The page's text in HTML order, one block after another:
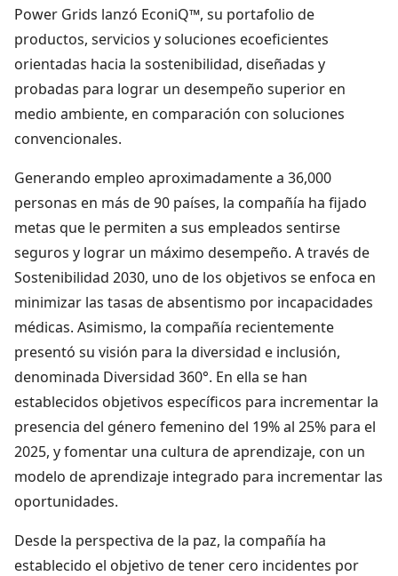
Power Grids lanzó EconiQ™️, su portafolio de
productos, servicios y soluciones ecoeficientes
orientadas hacia la sostenibilidad, diseñadas y
probadas para lograr un desempeño superior en
medio ambiente, en comparación con soluciones
convencionales.
Generando empleo aproximadamente a 36,000
personas en más de 90 países, la compañía ha fijado
metas que le permiten a sus empleados sentirse
seguros y lograr un máximo desempeño. A través de
Sostenibilidad 2030, uno de los objetivos se enfoca en
minimizar las tasas de absentismo por incapacidades
médicas. Asimismo, la compañía recientemente
presentó su visión para la diversidad e inclusión,
denominada Diversidad 360°. En ella se han
establecidos objetivos específicos para incrementar la
presencia del género femenino del 19% al 25% para el
2025, y fomentar una cultura de aprendizaje, con un
modelo de aprendizaje integrado para incrementar las
oportunidades.
Desde la perspectiva de la paz, la compañía ha
establecido el objetivo de tener cero incidentes por